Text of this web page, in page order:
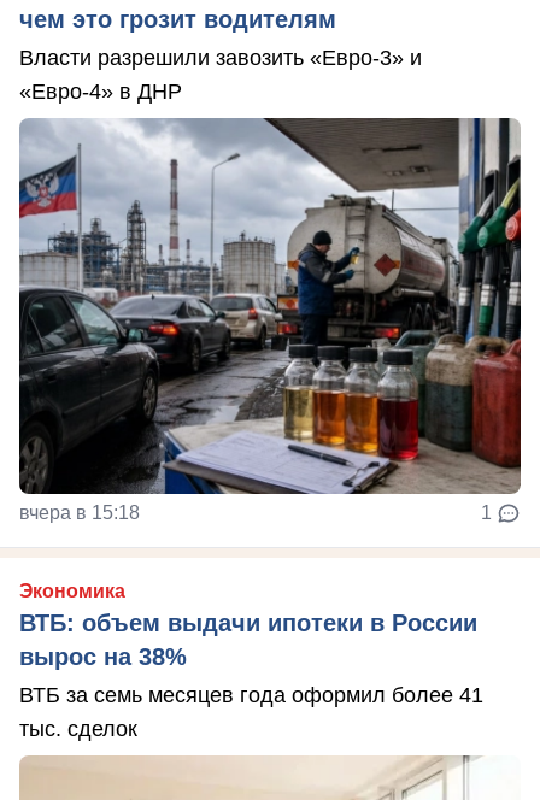
чем это грозит водителям
Власти разрешили завозить «Евро-3» и
«Евро-4» в ДНР
вчера в 15:18 1
Экономика
ВТБ: объем выдачи ипотеки в России
вырос на 38%
ВТБ за семь месяцев года оформил более 41
тыс. сделок